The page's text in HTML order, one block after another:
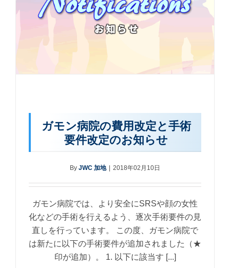
ガモン病院の費用改定と手術
要件改定のお知らせ
By JWC 加地 2018年02月10日
ガモン病院では、より安全にSRSや顔の女性
化などの手術を行えるよう、逐次手術要件の見
直しを行っています。 この度、ガモン病院で
は新たに以下の手術要件が追加されました（★
印が追加）。 1. 以下に該当す [...]